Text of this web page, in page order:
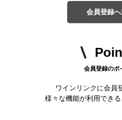
会員登録
会員登録のポ
ワインリンクに会員
様々な機能が利用できる